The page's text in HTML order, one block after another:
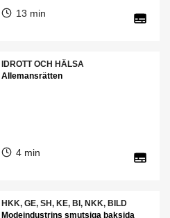
13 min
IDROTT OCH HÄLSA
Allemansrätten
4 min
HKK, GE, SH, KE, BI, NKK, BILD
Modeindustrins smutsiga baksida